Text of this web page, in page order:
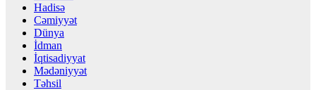
Hadisə
Cəmiyyət
Dünya
İdman
İqtisadiyyat
Mədəniyyət
Təhsil